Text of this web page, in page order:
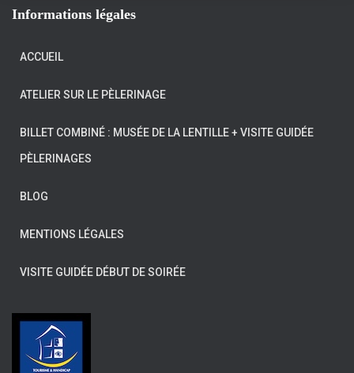
Informations légales
ACCUEIL
ATELIER SUR LE PÈLERINAGE
BILLET COMBINÉ : MUSÉE DE LA LENTILLE + VISITE GUIDÉE
PÈLERINAGES
BLOG
MENTIONS LÉGALES
VISITE GUIDÉE DÉBUT DE SOIRÉE